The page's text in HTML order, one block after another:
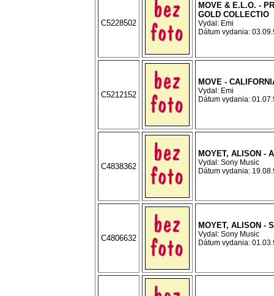
C5228502
MOVE & E.L.O. -
GOLD COLLECTIO
Vydal: Emi
Dátum vydania:
C5212152
MOVE -
Vydal: Emi
Dátum vydania:
C4838362
MOYET, ALISON -
Vydal: Sony Music
Dátum vydania:
C4806632
MOYET, ALISON -
Vydal: Sony Music
Dátum vydania: